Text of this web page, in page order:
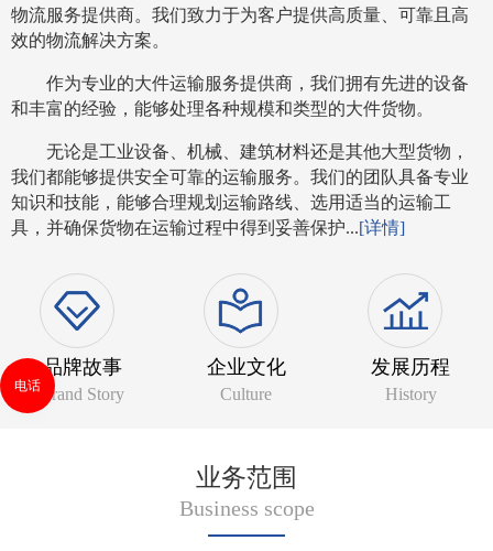
物流服务提供商。我们致力于为客户提供高质量、可靠且高
效的物流解决方案。
作为专业的大件运输服务提供商，我们拥有先进的设备
和丰富的经验，能够处理各种规模和类型的大件货物。
无论是工业设备、机械、建筑材料还是其他大型货物，
我们都能够提供安全可靠的运输服务。我们的团队具备专业
知识和技能，能够合理规划运输路线、选用适当的运输工
具，并确保货物在运输过程中得到妥善保护...[详情]
品牌故事
Brand Story
企业文化
Culture
发展历程
History
业务范围
Business scope
电话